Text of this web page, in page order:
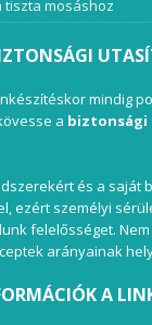
tiszta mosáshoz
mindig
a
és a saját
ezért személyi
felelősséget.
arányainak
A